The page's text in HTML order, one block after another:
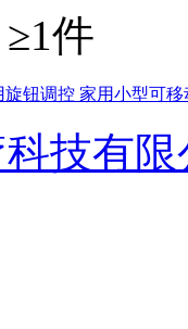
≥1件
钮调控 家用小型可
技有